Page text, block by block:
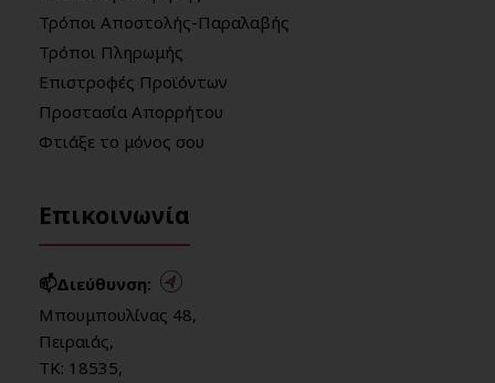
Τρόποι Αποστολής-Παραλαβής
Τρόποι Πληρωμής
Επιστροφές Προϊόντων
Προστασία Απορρήτου
Φτιάξε το μόνος σου
Επικοινωνία
📫Διεύθυνση:
Μπουμπουλίνας 48,
Πειραιάς,
ΤΚ: 18535,